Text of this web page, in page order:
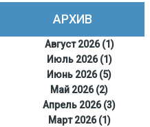
АРХИВ
Август 2026 (1)
Июль 2026 (1)
Июнь 2026 (5)
Май 2026 (2)
Апрель 2026 (3)
Март 2026 (1)